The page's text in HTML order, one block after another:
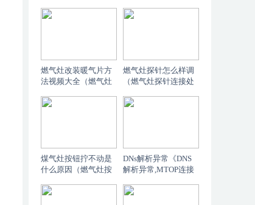
燃气灶改装暖气片方
法视频大全（燃气灶
燃气灶探针怎么样调
（燃气灶探针连接处
煤气灶按钮拧不动是
什么原因（燃气灶按
DNs解析异常《DNS
解析异常,MTOP连接